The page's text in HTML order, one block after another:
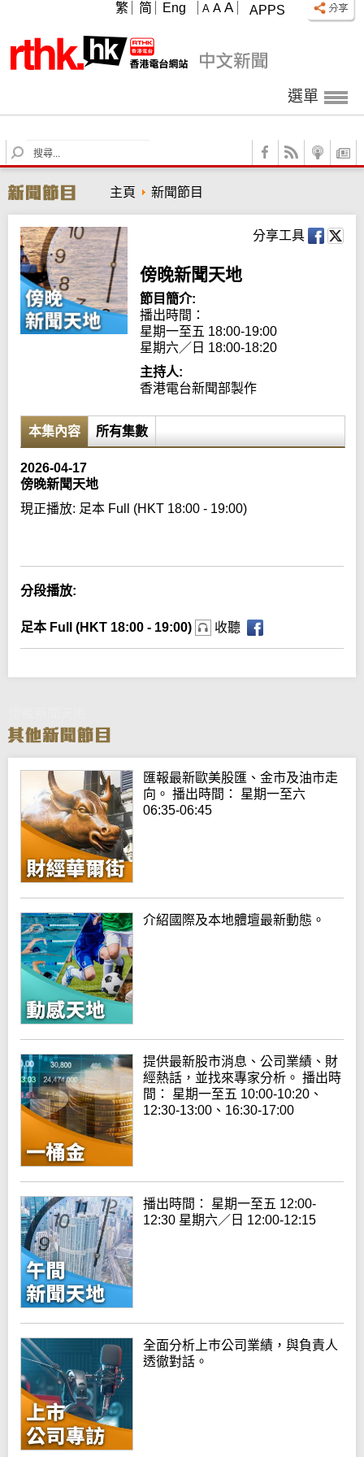
APPS
A A A
繁 简 Eng
選單
S
e
r
c
h
主頁 新聞節目
分享工具
傍晚新聞天地
節目簡介:
播出時間：
星期一至五 18:00-19:00
星期六／日 18:00-18:20
主持人:
香港電台新聞部製作
本集內容 所有集數
2026-04-17
傍晚新聞天地
現正播放: 足本 Full (HKT 18:00 - 19:00)
分段播放:
足本 Full (HKT 18:00 - 19:00) 收聽
匯報最新歐美股匯、金市及油市走
向。 播出時間： 星期一至六
06:35-06:45
介紹國際及本地體壇最新動態。
提供最新股市消息、公司業績、財
經熱話，並找來專家分析。 播出時
間： 星期一至五 10:00-10:20、
12:30-13:00、16:30-17:00
播出時間： 星期一至五 12:00-
12:30 星期六／日 12:00-12:15
全面分析上巿公司業績，與負責人
透徹對話。